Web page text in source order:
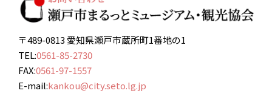
〒489-0813 愛知県瀬戸市蔵所町1番地の1
TEL:0561-85-2730
FAX:0561-97-1557
E-mail:kankou@city.seto.lg.jp